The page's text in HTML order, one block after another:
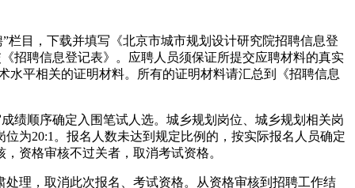
目，下载并填写《北京市城市规划设计研究院招聘信息登
招聘信息登记表》。应聘人员须保证所提交应聘材料的真实
平相关的证明材料。所有的证明材料请汇总到《招聘信息
顺序确定入围笔试人选。城乡规划岗位、城乡规划相关岗
为20:1。报名人数未达到规定比例的，按实际报名人员确定
资格审核不过关者，取消考试资格。
理，取消此次报名、考试资格。从资格审核到招聘工作结